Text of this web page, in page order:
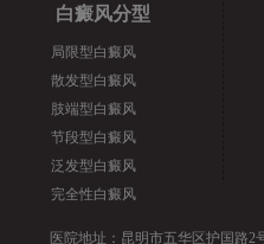
白癜风分型
局限型白癜风
散发型白癜风
肢端型白癜风
节段型白癜风
泛发型白癜风
完全性白癜风
医院地址：昆明市五华区护国路2